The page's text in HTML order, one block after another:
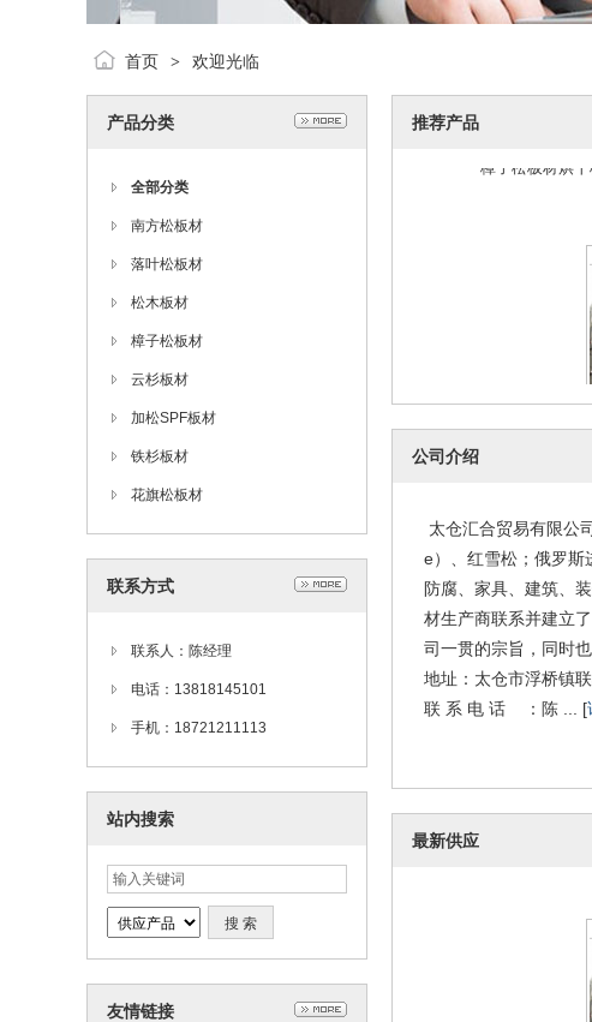
首页 > 欢迎光临
产品分类
全部分类
南方松板材
落叶松板材
松木板材
樟子松板材
云杉板材
加松SPF板材
铁杉板材
花旗松板材
联系方式
联系人：陈经理
电话：13818145101
手机：18721211113
站内搜索
友情链接
推荐产品
公司介绍
太仓汇合贸易有限公
e）、红雪松；俄罗斯
防腐、家具、建筑、
材生产商联系并建立
司一贯的宗旨，同时
地址：
联 系 电 话 ：陈 ... [
最新供应